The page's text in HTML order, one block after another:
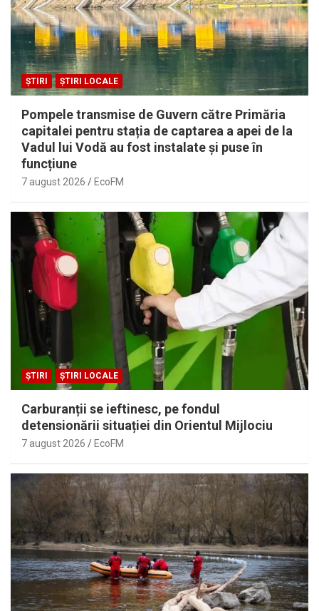
ȘTIRI ȘTIRI LOCALE
Pompele transmise de Guvern către Primăria
capitalei pentru stația de captarea a apei de la
Vadul lui Vodă au fost instalate și puse în
funcțiune
7 august 2026 EcoFM
ȘTIRI ȘTIRI LOCALE
Carburanții se ieftinesc, pe fondul
detensionării situației din Orientul Mijlociu
7 august 2026 EcoFM